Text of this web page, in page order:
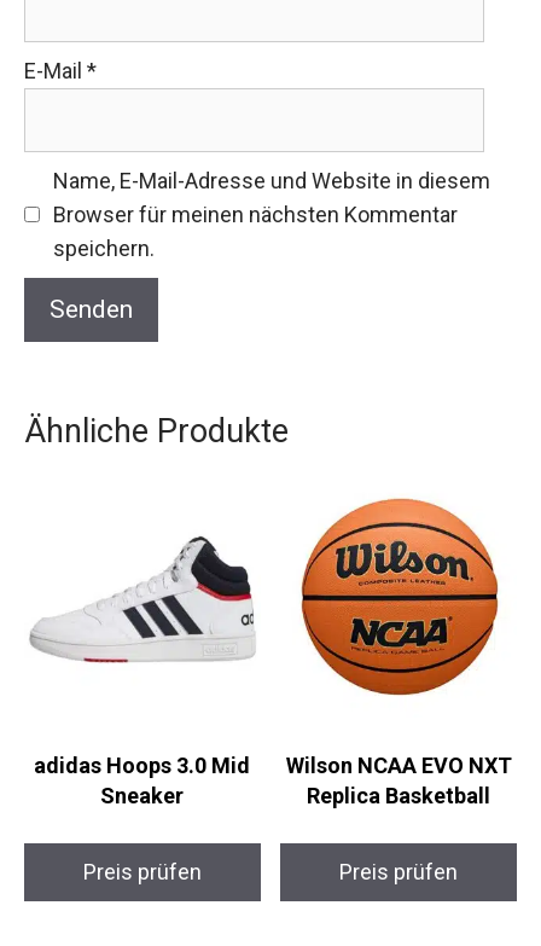
E-Mail *
Name, E-Mail-Adresse und Website in diesem
Browser für meinen nächsten Kommentar
speichern.
Ähnliche Produkte
adidas Hoops 3.0 Mid
Sneaker
Preis prüfen
Wilson NCAA EVO NXT
Replica Basketball
Preis prüfen